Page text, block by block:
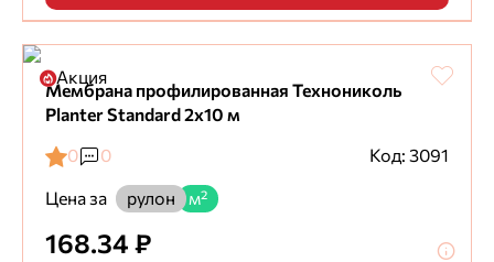
Акция
Мембрана профилированная Технониколь
Planter Standard 2х10 м
0
0
Код: 3091
Цена за
рулон м²
168.34 ₽